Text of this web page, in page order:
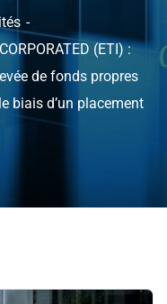
(ETI) :
de fonds propres
biais d’un placement